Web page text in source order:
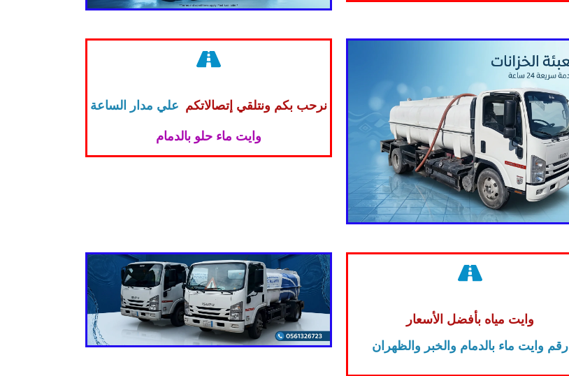
نرحب بكم ونتلقي إتصالاتكم علي مدار الساعة
وايت ماء حلو بالدمام
وايت مياه بأفضل الأسعار
رقم وايت ماء بالدمام والخبر والظهران